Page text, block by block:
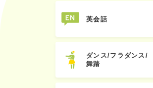
英会話
ダンス/フラダンス/
舞踏